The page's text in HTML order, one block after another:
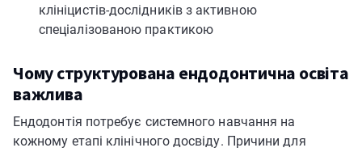
клініцистів-дослідників з активною
спеціалізованою практикою
Чому структурована ендодонтична освіта
важлива
Ендодонтія потребує системного навчання на
кожному етапі клінічного досвіду. Причини для